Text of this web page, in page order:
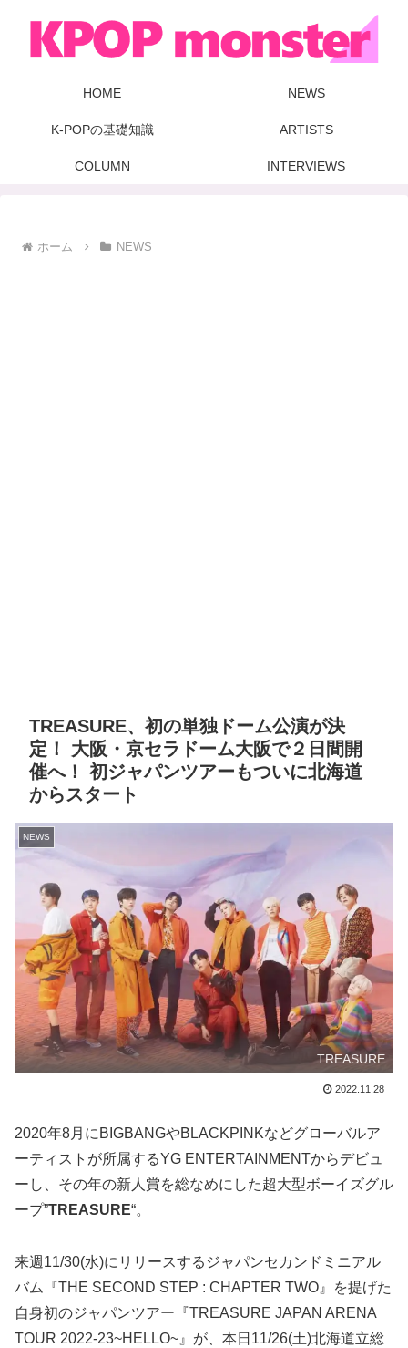
HOME NEWS
K-POPの基礎知識 ARTISTS
COLUMN INTERVIEWS
ホーム NEWS
TREASURE、初の単独ドーム公演が決
定！ 大阪・京セラドーム大阪で２日間開
催へ！ 初ジャパンツアーもついに北海道
からスタート
NEWS
TREASURE
2022.11.28
2020年8月にBIGBANGやBLACKPINKなどグローバルア
ーティストが所属するYG ENTERTAINMENTからデビュ
ーし、その年の新人賞を総なめにした超大型ボーイズグル
ープ”TREASURE“。
来週11/30(水)にリリースするジャパンセカンドミニアル
バム『THE SECOND STEP : CHAPTER TWO』を提げた
自身初のジャパンツアー『TREASURE JAPAN ARENA
TOUR 2022-23~HELLO~』が、本日11/26(土)北海道立総